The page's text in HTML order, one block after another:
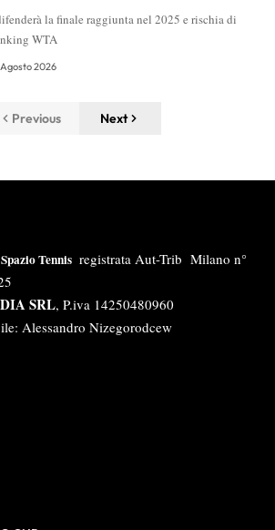
la finale raggiunta nel 2025 e rischia di
WTA
2026
Previous Next
Spazio Tennis registrata Aut-Trib Milano n°
SRL, P.iva 14250480960
Alessandro Nizegorodcew